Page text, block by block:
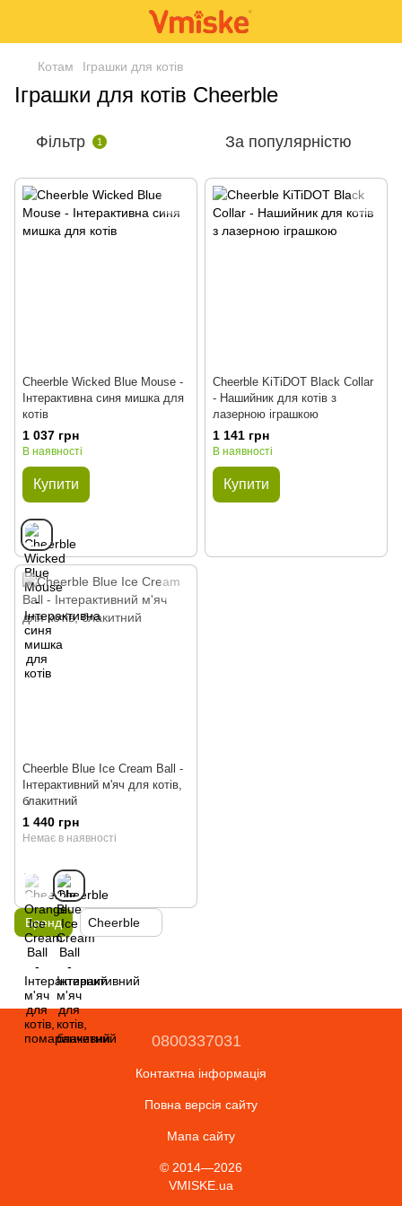
Котам Іграшки для котів
Іграшки для котів Cheerble
Фільтр 1 За популярністю
Cheerble Wicked Blue Mouse -
Інтерактивна синя мишка для
котів
1 037 грн
В наявності
Купити
Cheerble KiTiDOT Black Collar
- Нашийник для котів з
лазерною іграшкою
1 141 грн
В наявності
Купити
Cheerble Blue Ice Cream Ball -
Інтерактивний м'яч для котів,
блакитний
1 440 грн
Немає в наявності
Бренд Cheerble
0800337031
Контактна інформація
Повна версія сайту
Мапа сайту
© 2014—2026
VMISKE.ua